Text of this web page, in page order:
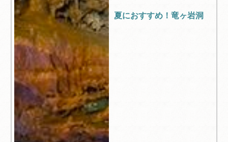
夏におすすめ！竜ヶ岩洞